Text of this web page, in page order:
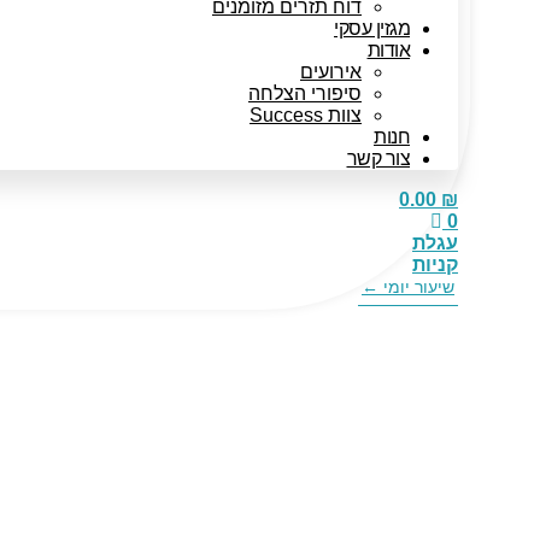
דוח תזרים מזומנים
מגזין עסקי
אודות
אירועים
סיפורי הצלחה
צוות Success
חנות
צור קשר
0.00 ₪
0
עגלת
קניות
שיעור יומי ←